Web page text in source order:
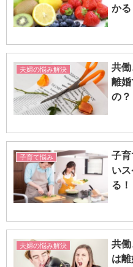
か
夫婦の悩み解決
共
離
の？
子育て悩み
子
い
る
夫婦の悩み解決
共働
は